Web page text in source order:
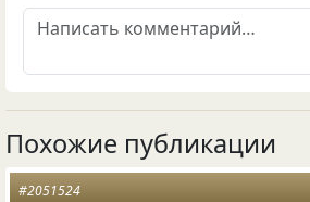
Похожие публикации
#2051524